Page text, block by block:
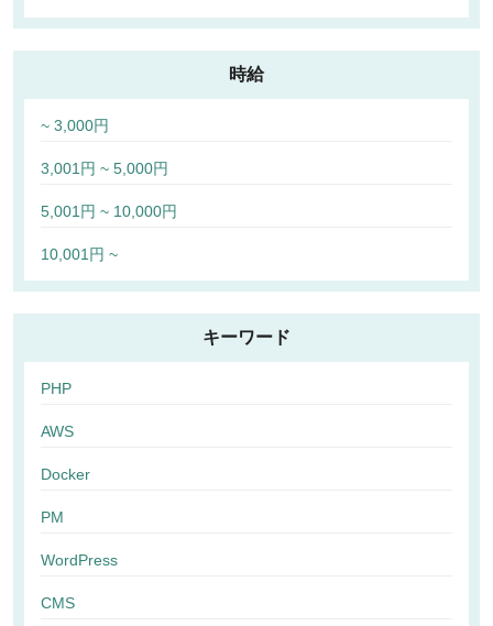
時給
~ 3,000円
3,001円 ~ 5,000円
5,001円 ~ 10,000円
10,001円 ~
キーワード
PHP
AWS
Docker
PM
WordPress
CMS